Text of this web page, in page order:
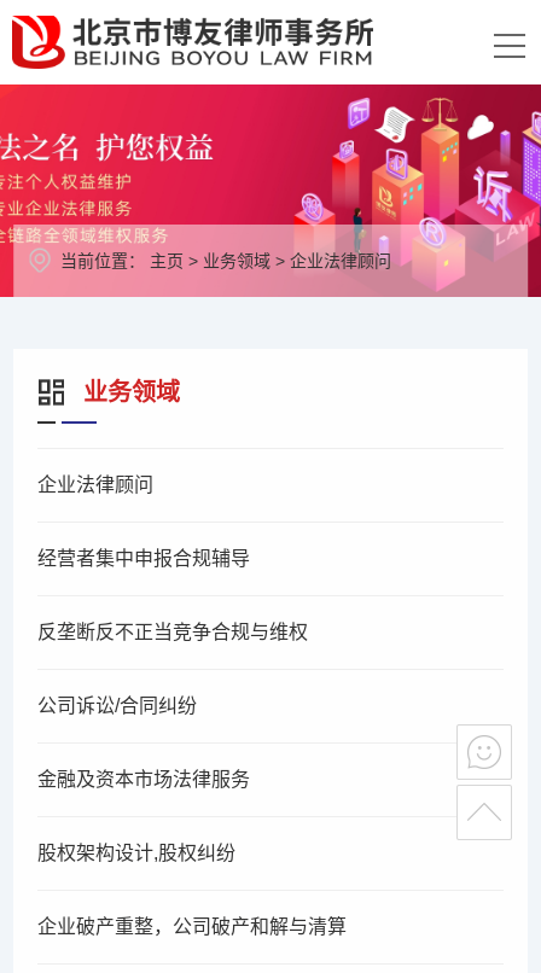
当前位置： 主页 > 业务领域 >企业法律顾问
业务领域
企业法律顾问
经营者集中申报合规辅导
反垄断反不正当竞争合规与维权
公司诉讼/合同纠纷
金融及资本市场法律服务
股权架构设计,股权纠纷
企业破产重整，公司破产和解与清算